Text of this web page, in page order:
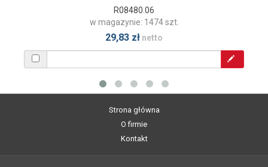
R08480.06
w magazynie: 1474 szt.
29,83 zł netto
Strona główna
O firmie
Kontakt